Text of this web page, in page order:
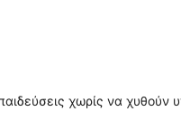
χωρίς να